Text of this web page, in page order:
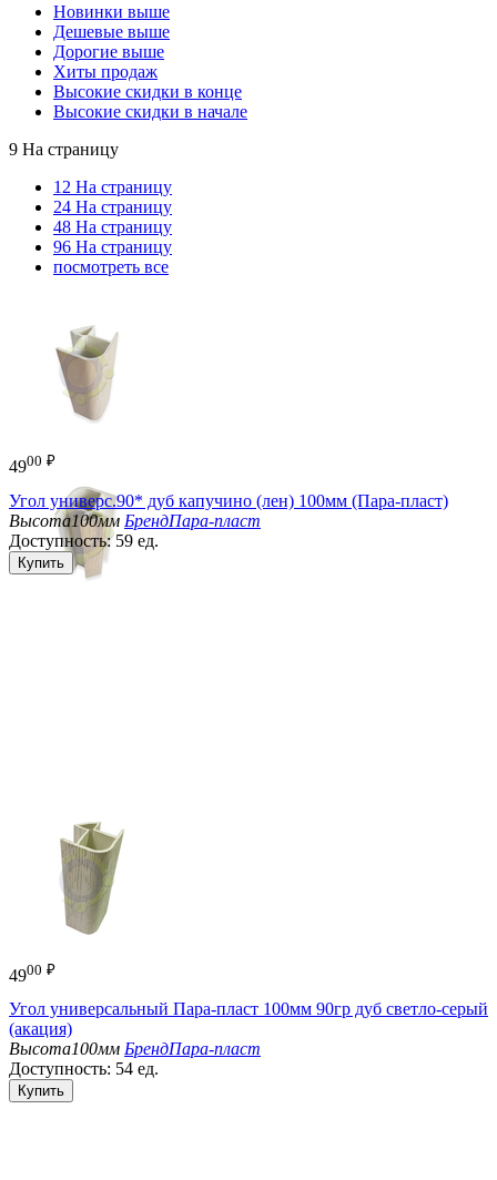
Новинки выше
Дешевые выше
Дорогие выше
Хиты продаж
Высокие скидки в конце
Высокие скидки в начале
9 На страницу
12 На страницу
24 На страницу
48 На страницу
96 На страницу
посмотреть все
4900 ₽
Угол универс.90* дуб капучино (лен) 100мм (Пара-пласт)
Высота100мм БрендПара-пласт
Доступность: 59 ед.
Купить
4900 ₽
Угол универсальный Пара-пласт 100мм 90гр дуб светло-серый
(акация)
Высота100мм БрендПара-пласт
Доступность: 54 ед.
Купить